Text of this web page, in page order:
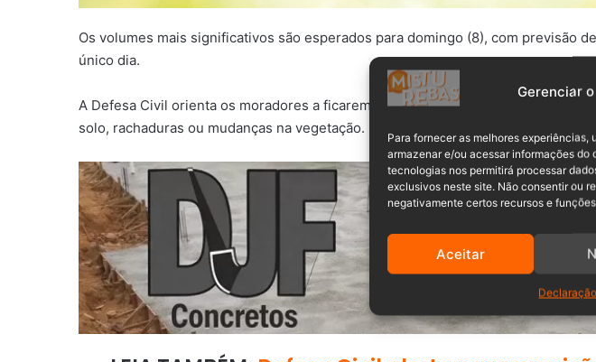
Gerenciar
Para fornecer as melhores
armazenar e/ou acessar informações
tecnologias nos permitirá processar
exclusivos neste site. Não consentir ou
negativamente certos recursos e
Aceitar
Os volumes mais significativos são esperados para domingo (8), com previsão
único dia.
A Defesa Civil orienta os moradores a ficarem atentos a sinais de deslizamento,
solo, rachaduras ou mudanças na vegetação.